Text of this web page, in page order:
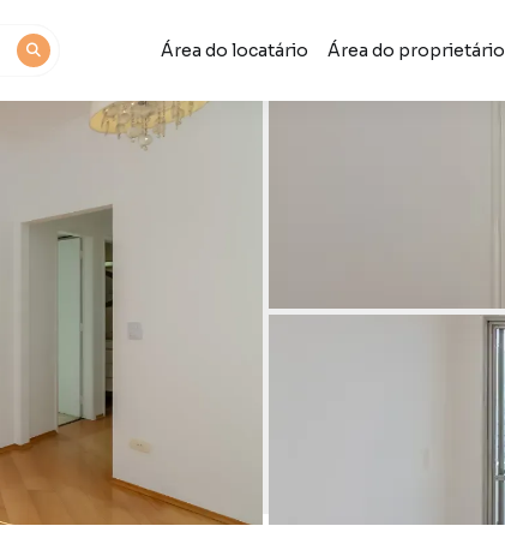
Área do locatário Área do proprietário